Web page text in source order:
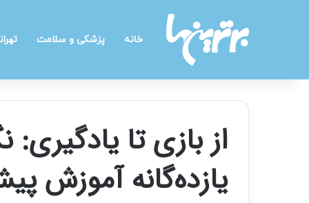
خانه پزشکی و سلامت
از بازی تا
یازده‌گانه آموزش